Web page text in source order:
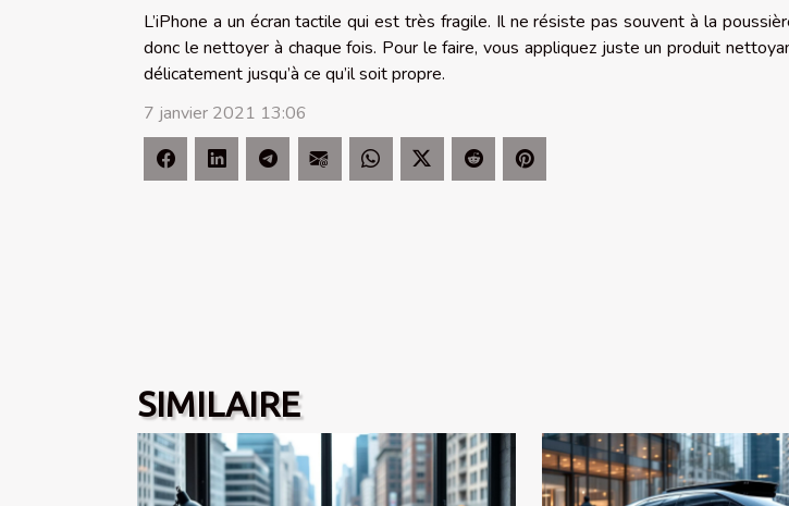
L’iPhone a un écran tactile qui est très fragile. Il ne résiste pas souvent à la
donc le nettoyer à chaque fois. Pour le faire, vous appliquez juste un produit
délicatement jusqu’à ce qu’il soit propre.
7 janvier 2021 13:06
SIMILAIRE